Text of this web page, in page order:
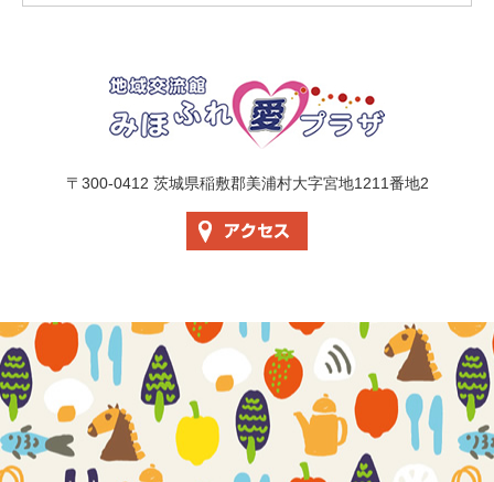
〒300-0412 茨城県稲敷郡美浦村大字宮地1211番地2